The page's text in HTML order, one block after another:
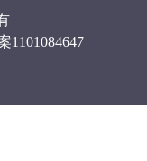
1101084647